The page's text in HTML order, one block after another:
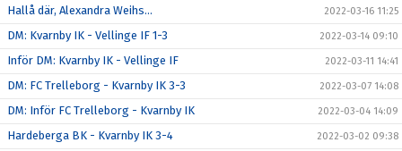
Hallå där, Alexandra Weihs... 2022-03-16 11:25
DM: Kvarnby IK - Vellinge IF 1-3 2022-03-14 09:10
Inför DM: Kvarnby IK - Vellinge IF 2022-03-11 14:41
DM: FC Trelleborg - Kvarnby IK 3-3 2022-03-07 14:08
DM: Inför FC Trelleborg - Kvarnby IK 2022-03-04 14:09
Hardeberga BK - Kvarnby IK 3-4 2022-03-02 09:38